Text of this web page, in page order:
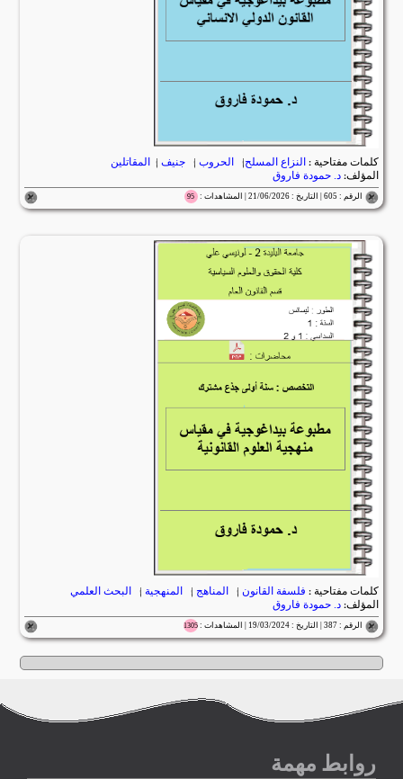
كلمات مفتاحية : النزاع المسلح| الحروب | جنيف | المقاتلين
المؤلف:د. حمودة فاروق
الرقم : 605 | التاريخ : 21/06/2026 | المشاهدات : 95
كلمات مفتاحية : فلسفة القانون | المناهج | المنهجية | البحث العلمي
المؤلف:د. حمودة فاروق
الرقم : 387 | التاريخ : 19/03/2024 | المشاهدات : 1305
روابط مهمة